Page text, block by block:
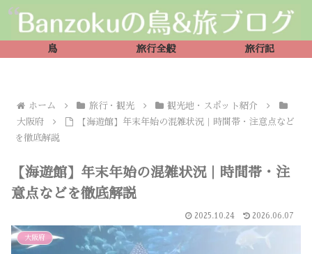
鳥 旅行全般 旅行記
ホーム 旅行・観光
観光地・スポット紹介
大阪府
【海遊館】年末年始の混雑状況｜時間帯・注意点など
を徹底解説
【海遊館】年末年始の混雑状況｜時間帯・注
意点などを徹底解説
2025.10.24 2026.06.07
大阪府